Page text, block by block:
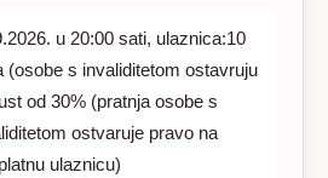
u 20:00 sati, ulaznica:10
(osobe s invaliditetom ostavruju
od 30% (pratnja osobe s
ostvaruje pravo na
ulaznicu)